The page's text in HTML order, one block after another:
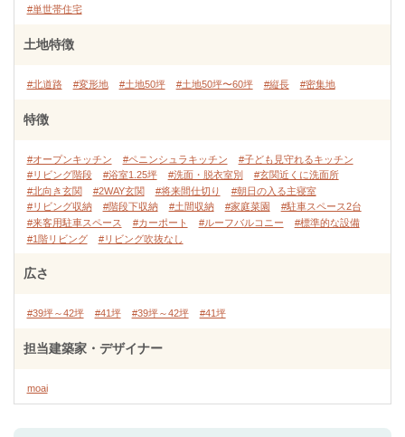
#単世帯住宅
土地特徴
#北道路 #変形地 #土地50坪 #土地50坪〜60坪 #縦長 #密集地
特徴
#オープンキッチン #ペニンシュラキッチン
#子ども見守れるキッチン
#リビング階段
#浴室1.25坪 #洗面・脱衣室別
#玄関近くに洗面所
#北向き玄関
#2WAY玄関 #将来間仕切り
#朝日の入る主寝室
#リビング収納
#階段下収納 #土間収納 #家庭菜園
#駐車スペース2台
#来客用駐車スペース
#カーポート #ルーフバルコニー
#標準的な設備
#1階リビング
#リビング吹抜なし
広さ
#39坪～42坪 #41坪 #39坪～42坪 #41坪
担当建築家・デザイナー
moai